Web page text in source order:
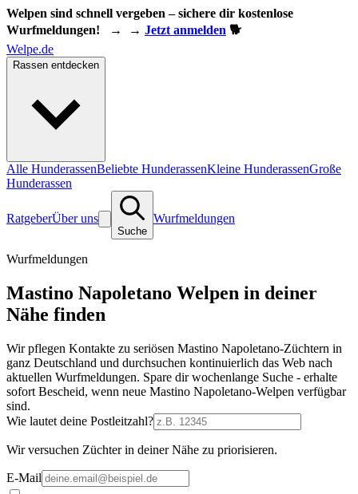
Welpen sind schnell vergeben – sichere dir kostenlose
Wurfmeldungen! → → Jetzt anmelden 🐕
Welpe.de
Rassen entdecken
Alle HunderassenBeliebte HunderassenKleine HunderassenGroße
Hunderassen
RatgeberÜber uns
Suche
Wurfmeldungen
Wurfmeldungen
Mastino Napoletano Welpen in deiner
Nähe finden
Wir pflegen Kontakte zu seriösen Mastino Napoletano-Züchtern in
ganz Deutschland und durchsuchen kontinuierlich das Web nach
aktuellen Wurfmeldungen. Spare dir wochenlange Suche - erhalte
sofort Bescheid, wenn neue Mastino Napoletano-Welpen verfügbar
sind.
Wie lautet deine Postleitzahl?
Wir versuchen Züchter in deiner Nähe zu priorisieren.
E-Mail